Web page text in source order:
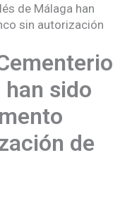
de Málaga han
sin autorización
han sido
de